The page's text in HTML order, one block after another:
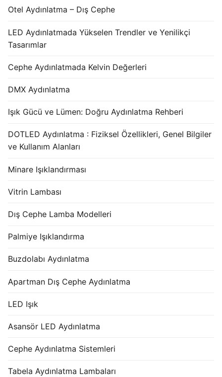
Otel Aydınlatma – Dış Cephe
LED Aydınlatmada Yükselen Trendler ve Yenilikçi
Tasarımlar
Cephe Aydınlatmada Kelvin Değerleri
DMX Aydınlatma
Işık Gücü ve Lümen: Doğru Aydınlatma Rehberi
DOTLED Aydınlatma : Fiziksel Özellikleri, Genel Bilgiler
ve Kullanım Alanları
Minare Işıklandırması
Vitrin Lambası
Dış Cephe Lamba Modelleri
Palmiye Işıklandırma
Buzdolabı Aydınlatma
Apartman Dış Cephe Aydınlatma
LED Işık
Asansör LED Aydınlatma
Cephe Aydınlatma Sistemleri
Tabela Aydınlatma Lambaları